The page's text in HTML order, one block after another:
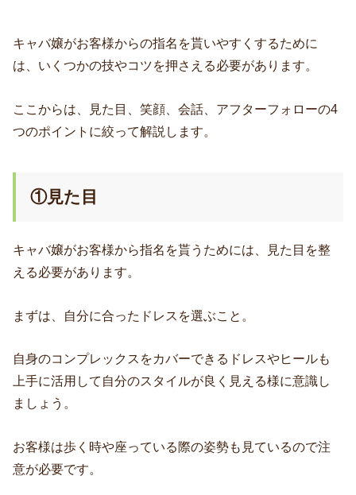
キャバ嬢がお客様からの指名を貰いやすくするために
は、いくつかの技やコツを押さえる必要があります。
ここからは、見た目、笑顔、会話、アフターフォローの4
つのポイントに絞って解説します。
①見た目
キャバ嬢がお客様から指名を貰うためには、見た目を整
える必要があります。
まずは、自分に合ったドレスを選ぶこと。
自身のコンプレックスをカバーできるドレスやヒールも
上手に活用して自分のスタイルが良く見える様に意識し
ましょう。
お客様は歩く時や座っている際の姿勢も見ているので注
意が必要です。